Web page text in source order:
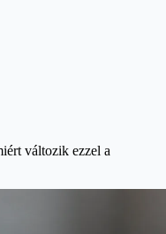
változik ezzel a